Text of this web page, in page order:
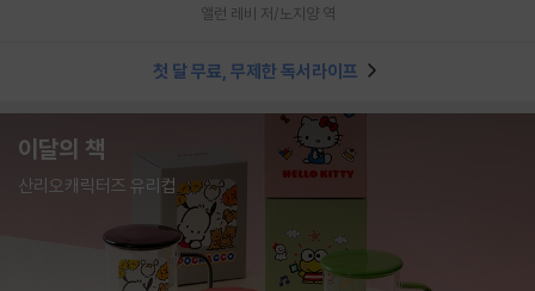
앨런 레비 저/노지양 역
첫 달 무료, 무제한 독서라이프
이달의 책
산리오캐릭터즈 유리컵